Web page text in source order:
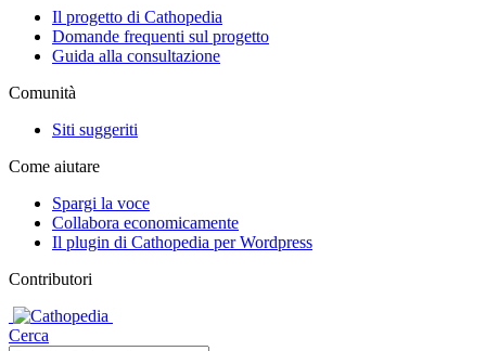
Il progetto di Cathopedia
Domande frequenti sul progetto
Guida alla consultazione
Comunità
Siti suggeriti
Come aiutare
Spargi la voce
Collabora economicamente
Il plugin di Cathopedia per Wordpress
Contributori
Cerca